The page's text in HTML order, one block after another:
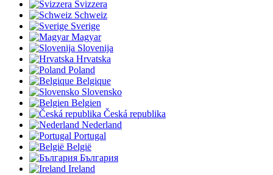
Svizzera
Schweiz
Sverige
Magyar
Slovenija
Hrvatska
Poland
Belgique
Slovensko
Belgien
Česká republika
Nederland
Portugal
België
България
Ireland